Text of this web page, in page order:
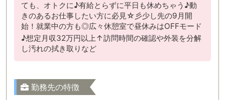
ても、オトクに♪有給とらずに平日も休めちゃう♪動
きのあるお仕事したい方に必見☆彡少し先の9月開
始！就業中の方も◎広々休憩室で昼休みはOFFモード
♪想定月収32万円以上↑訪問時間の確認や外装を分解
し汚れの拭き取りなど
勤務先の特徴